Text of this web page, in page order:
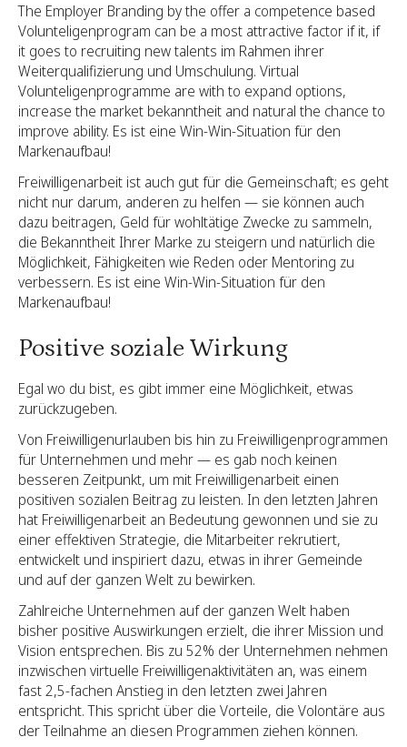
The Employer Branding by the offer a competence based
Volunteligenprogram can be a most attractive factor if it, if
it goes to recruiting new talents im Rahmen ihrer
Weiterqualifizierung und Umschulung. Virtual
Volunteligenprogramme are with to expand options,
increase the market bekanntheit and natural the chance to
improve ability. Es ist eine Win-Win-Situation für den
Markenaufbau!
Freiwilligenarbeit ist auch gut für die Gemeinschaft; es geht
nicht nur darum, anderen zu helfen — sie können auch
dazu beitragen, Geld für wohltätige Zwecke zu sammeln,
die Bekanntheit Ihrer Marke zu steigern und natürlich die
Möglichkeit, Fähigkeiten wie Reden oder Mentoring zu
verbessern. Es ist eine Win-Win-Situation für den
Markenaufbau!
Positive soziale Wirkung
Egal wo du bist, es gibt immer eine Möglichkeit, etwas
zurückzugeben.
Von Freiwilligenurlauben bis hin zu Freiwilligenprogrammen
für Unternehmen und mehr — es gab noch keinen
besseren Zeitpunkt, um mit Freiwilligenarbeit einen
positiven sozialen Beitrag zu leisten. In den letzten Jahren
hat Freiwilligenarbeit an Bedeutung gewonnen und sie zu
einer effektiven Strategie, die Mitarbeiter rekrutiert,
entwickelt und inspiriert dazu, etwas in ihrer Gemeinde
und auf der ganzen Welt zu bewirken.
Zahlreiche Unternehmen auf der ganzen Welt haben
bisher positive Auswirkungen erzielt, die ihrer Mission und
Vision entsprechen. Bis zu 52% der Unternehmen nehmen
inzwischen virtuelle Freiwilligenaktivitäten an, was einem
fast 2,5-fachen Anstieg in den letzten zwei Jahren
entspricht. This spricht über die Vorteile, die Volontäre aus
der Teilnahme an diesen Programmen ziehen können.